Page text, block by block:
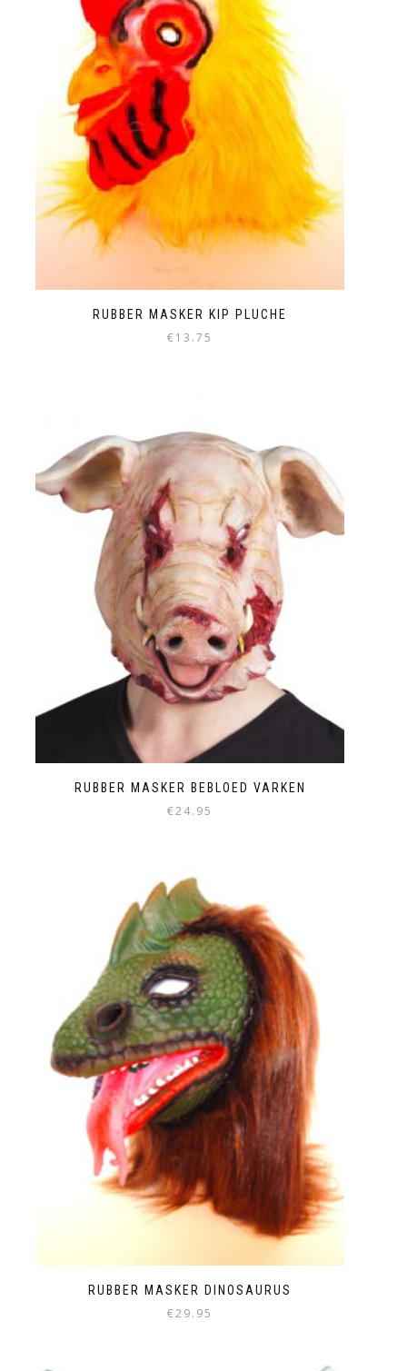
RUBBER MASKER KIP PLUCHE
€13.75
RUBBER MASKER BEBLOED VARKEN
€24.95
RUBBER MASKER DINOSAURUS
€29.95